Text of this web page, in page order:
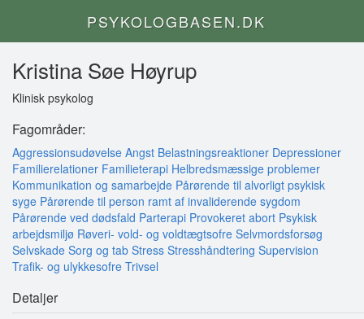
PSYKOLOGBASEN.DK
Kristina Søe Høyrup
Klinisk psykolog
Fagområder:
Aggressionsudøvelse Angst Belastningsreaktioner Depressioner
Familierelationer Familieterapi Helbredsmæssige problemer
Kommunikation og samarbejde Pårørende til alvorligt psykisk
syge Pårørende til person ramt af invaliderende sygdom
Pårørende ved dødsfald Parterapi Provokeret abort Psykisk
arbejdsmiljø Røveri- vold- og voldtægtsofre Selvmordsforsøg
Selvskade Sorg og tab Stress Stresshåndtering Supervision
Trafik- og ulykkesofre Trivsel
Detaljer